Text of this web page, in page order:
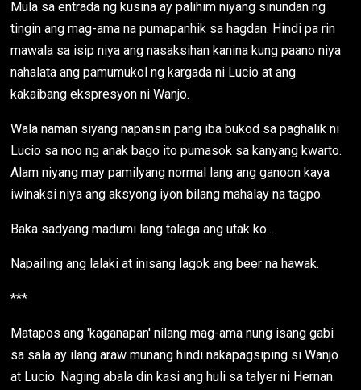
Mula sa entrada ng kusina ay palihim niyang sinundan ng
tingin ang mag-ama na pumapanhik sa hagdan. Hindi pa rin
mawala sa isip niya ang nasaksihan kanina kung paano niya
nahalata ang pamumukol ng kargada ni Lucio at ang
kakaibang ekspresyon ni Wanjo.
Wala naman siyang napansin pang iba bukod sa paghalik ni
Lucio sa noo ng anak bago ito pumasok sa kanyang kwarto.
Alam niyang may pamilyang normal lang ang ganoon kaya
iwinaksi niya ang aksyong iyon bilang mahalay na tagpo.
Baka sadyang madumi lang talaga ang utak ko...
Napailing ang lalaki at inisang lagok ang beer na hawak.
***
Matapos ang 'kaganapan' nilang mag-ama nung isang gabi
sa sala ay ilang araw munang hindi nakapagsiping si Wanjo
at Lucio. Naging abala din kasi ang huli sa talyer ni Hernan.